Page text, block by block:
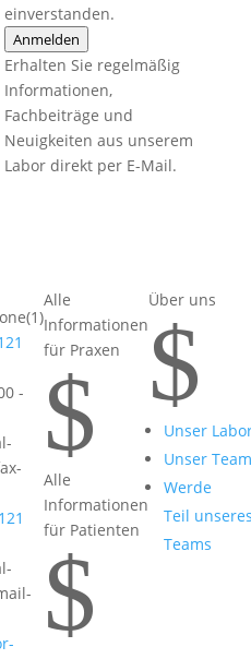
einverstanden.
Anmelden
Erhalten Sie regelmäßig
Informationen,
Fachbeiträge und
Neuigkeiten aus unserem
Labor direkt per E-Mail.
-
Alle
Informationen
für Praxen
$
Alle
Informationen
für Patienten
$
Über uns
$
Unser
Unser Team
Werde
Teil
Teams